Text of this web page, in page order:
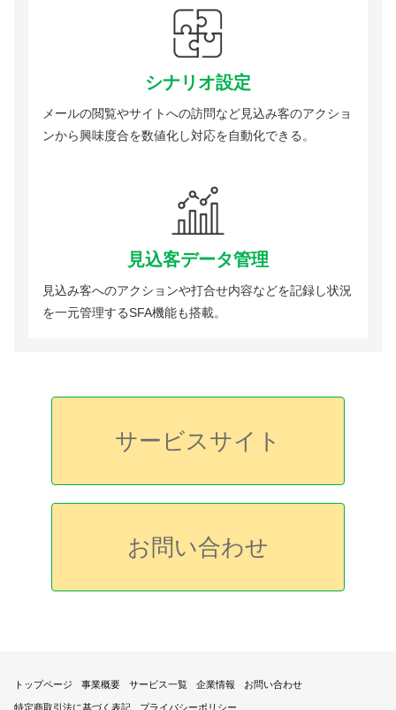
シナリオ設定
メールの閲覧やサイトへの訪問など見込み客のアクショ
ンから興味度合を数値化し対応を自動化できる。
見込客データ管理
見込み客へのアクションや打合せ内容などを記録し状況
を一元管理するSFA機能も搭載。
サービスサイト
お問い合わせ
トップページ 事業概要 サービス一覧 企業情報 お問い合わせ
特定商取引法に基づく表記 プライバシーポリシー